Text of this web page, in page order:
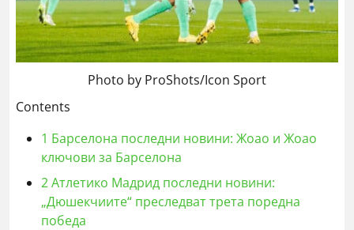
Photo by ProShots/Icon Sport
Contents
1 Барселона последни новини: Жоао и Жоао
ключови за Барселона
2Атлетико Мадрид последни новини:
„Дюшекчиите“ преследват трета поредна
победа